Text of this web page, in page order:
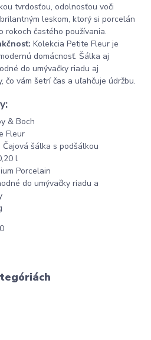
tvrdosťou, odolnosťou voči
leskom, ktorý si porcelán
rokoch častého používania.
Kolekcia Petite Fleur je
domácnosť. Šálka aj
do umývačky riadu aj
čo vám šetrí čas a uľahčuje údržbu.
& Boch
Fleur
Čajová šálka s podšálkou
l
Porcelain
do umývačky riadu a